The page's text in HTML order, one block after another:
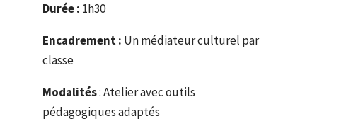
Durée : 1h30
Encadrement : Un médiateur culturel par
classe
Modalités: Atelier avec outils
pédagogiques adaptés